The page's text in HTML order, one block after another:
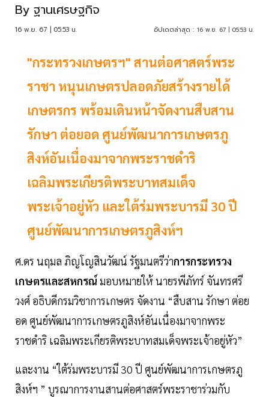
By ฐานเศรษฐกิจ
16 พ.ย. 67 | 05:53 น. อัปเดตล่าสุด : 16 พ.ย. 67 | 05:53 น.
"กระทรวงเกษตรฯ" สานต่อศาสตร์พระ
ราชา หนุนเกษตรปลอดภัยสร้างรายได้
เกษตรกร พร้อมเดินหน้าจัดงานสืบสาน
รักษา ต่อยอด ศูนย์พัฒนาการเกษตรภู
สิงห์อันเนื่องมาจากพระราชดำริ
เฉลิมพระเกียรติพระบาทสมเด็จ
พระเจ้าอยู่หัว และใต้ร่มพระบารมี 30 ปี
ศูนย์พัฒนาการเกษตรภูสิงห์ฯ
ศ.ดร นฤมล ภิญโญสินวัฒน์ รัฐมนตรีว่าการกระทรวง
เกษตรและสหกรณ์ มอบหมายให้ นายรพีภัทร์ จันทรศรี
วงศ์ อธิบดีกรมวิชาการเกษตร จัดงาน “สืบสาน รักษา ต่อย
อด ศูนย์พัฒนาการเกษตรภูสิงห์อันเนื่องมาจากพระ
ราชดำริ เฉลิมพระเกียรติพระบาทสมเด็จพระเจ้าอยู่หัว”
และงาน “ใต้ร่มพระบารมี 30 ปี ศูนย์พัฒนาการเกษตรภู
สิงห์ฯ ” บูรณาการงานสานต่อศาสตร์พระราชาร่วมกับ